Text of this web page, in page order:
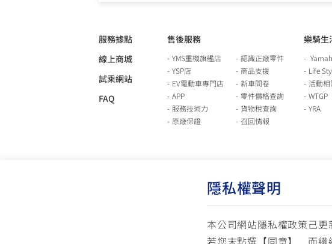
隱私權聲明
本公司網站隱私權政策己更
若您末點選【同意】，而
服務據點
線上商城
試乘網站
FAQ
售後服務
YMS重機旗艦店
YSP店
EV電動車專門店
APP
服務技術力
原廠保證
認識正廠零件
商品支援
新車問卷
零件價格查詢
貨物稅查詢
召回情報
樂騎生
Life
活動相
WTGP
YRA